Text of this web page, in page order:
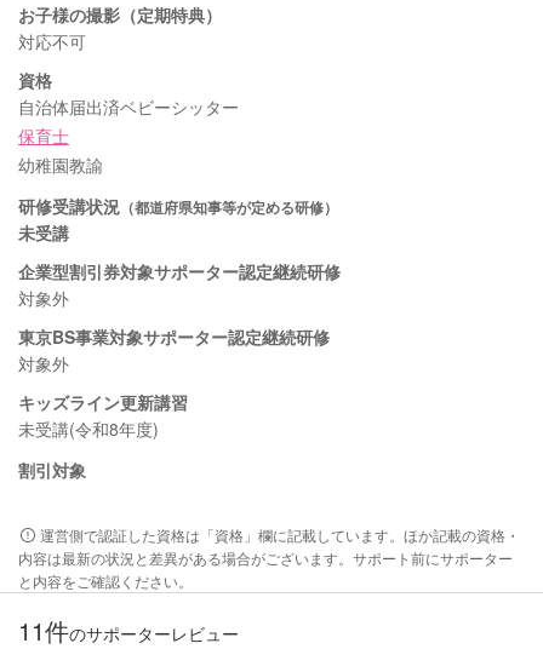
お子様の撮影（定期特典）
対応不可
資格
自治体届出済ベビーシッター
保育士
幼稚園教諭
研修受講状況 （都道府県知事等が定める研修）
未受講
企業型割引券対象サポーター認定継続研修
対象外
東京BS事業対象サポーター認定継続研修
対象外
キッズライン更新講習
未受講(令和8年度)
割引対象
運営側で認証した資格は「資格」欄に記載しています。ほか記載の資格・
内容は最新の状況と差異がある場合がございます。サポート前にサポーター
と内容をご確認ください。
11件のサポーターレビュー